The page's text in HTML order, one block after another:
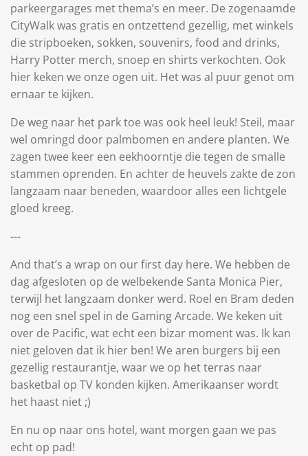
parkeergarages met thema’s en meer. De zogenaamde
CityWalk was gratis en ontzettend gezellig, met winkels
die stripboeken, sokken, souvenirs, food and drinks,
Harry Potter merch, snoep en shirts verkochten. Ook
hier keken we onze ogen uit. Het was al puur genot om
ernaar te kijken.
De weg naar het park toe was ook heel leuk! Steil, maar
wel omringd door palmbomen en andere planten. We
zagen twee keer een eekhoorntje die tegen de smalle
stammen oprenden. En achter de heuvels zakte de zon
langzaam naar beneden, waardoor alles een lichtgele
gloed kreeg.
---
And that’s a wrap on our first day here. We hebben de
dag afgesloten op de welbekende Santa Monica Pier,
terwijl het langzaam donker werd. Roel en Bram deden
nog een snel spel in de Gaming Arcade. We keken uit
over de Pacific, wat echt een bizar moment was. Ik kan
niet geloven dat ik hier ben! We aren burgers bij een
gezellig restaurantje, waar we op het terras naar
basketbal op TV konden kijken. Amerikaanser wordt
het haast niet ;)
En nu op naar ons hotel, want morgen gaan we pas
echt op pad!